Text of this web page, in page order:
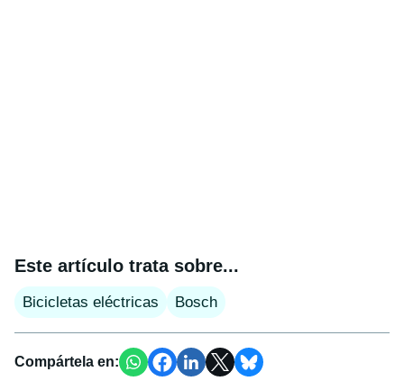
Este artículo trata sobre...
Bicicletas eléctricas Bosch
Compártela en: